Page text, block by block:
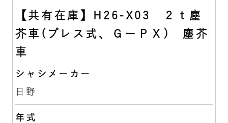
【共有在庫】H26-X03 ２ｔ塵
芥車(プレス式、ＧーＰＸ) 塵芥
車
シャシメーカー
日野
年式